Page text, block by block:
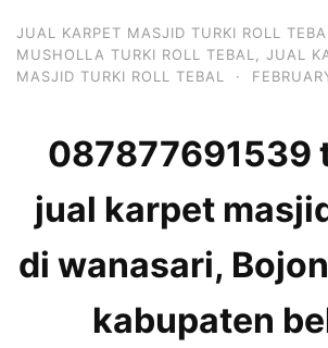
JUAL KARPET MASJID TURKI ROLL
MUSHOLLA TURKI ROLL TEBAL
JUAL
MASJID TURKI ROLL TEBAL
·
087877691539
jual karpet
di wanasari,
kabupaten